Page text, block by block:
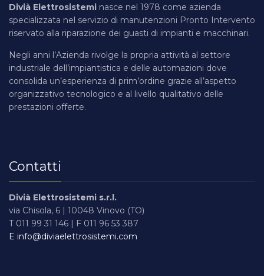
Divià Elettrosistemi nasce nel 1978 come azienda
specializzata nel servizio di manutenzioni Pronto Intervento
riservato alla riparazione dei guasti di impianti e macchinari.
Negli anni l’Azienda rivolge la propria attività al settore
industriale dell’impiantistica e delle automazioni dove
consolida un’esperienza di prim’ordine grazie all’aspetto
organizzativo tecnologico e al livello qualitativo delle
prestazioni offerte.
Contatti
Divià Elettrosistemi s.r.l.
via Chisola, 6 | 10048 Vinovo (TO)
T 011 99 31 146 | F 011 96 53 387
E info@diviaelettrosistemi.com